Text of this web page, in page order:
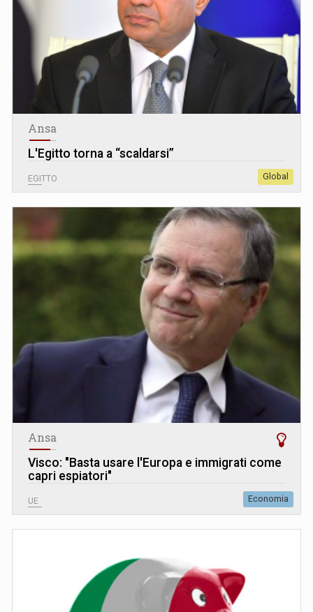
Ansa
L'Egitto torna a “scaldarsi”
EGITTO Global
Ansa
Visco: "Basta usare l'Europa e immigrati come
capri espiatori"
UE Economia